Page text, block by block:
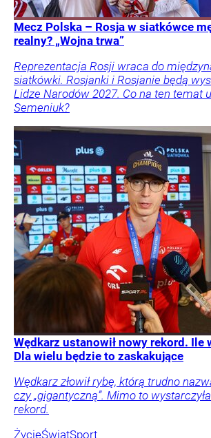
Mecz Polska – Rosja w siatkówce
realny? „Wojna trwa”
Reprezentacja Rosji wraca do
siatkówki. Rosjanki i Rosjanie będą
Lidze Narodów 2027. Co na ten temat
Semeniuk?
Wędkarz ustanowił nowy rekord. Ile
Dla wielu będzie to zaskakujące
Wędkarz złowił rybę, którą trudno
czy „gigantyczną”. Mimo to
rekord.
ŻycieŚwiatSport